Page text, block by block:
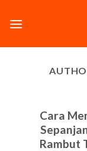
Cara
Rambut